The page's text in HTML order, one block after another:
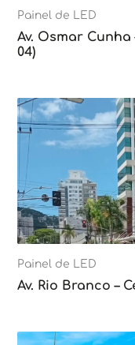
Painel de LED
Av. Osmar
04)
Painel de LED
Av. Rio Branco –